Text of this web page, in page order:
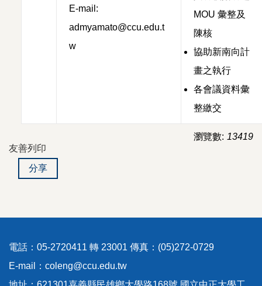
E-mail:
admyamato@ccu.edu.t
w
MOU 彙整及
陳核
協助新南向計
畫之執行
各會議資料彙
整繳交
瀏覽數: 13419
友善列印
分享
電話：05-2720411 轉 23001 傳真：(05)272-0729
E-mail：coleng@ccu.edu.tw